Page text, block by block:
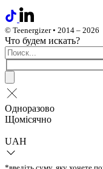
© Teenergizer • 2014 – 2026
Что будем искать?
Одноразово
Щомісячно
UAH